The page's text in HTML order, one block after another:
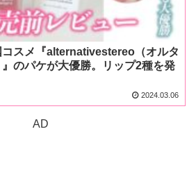
コスメ『alternativestereo（オルタ
のパケが大優勝。リップ2種を発
2024.03.06
AD